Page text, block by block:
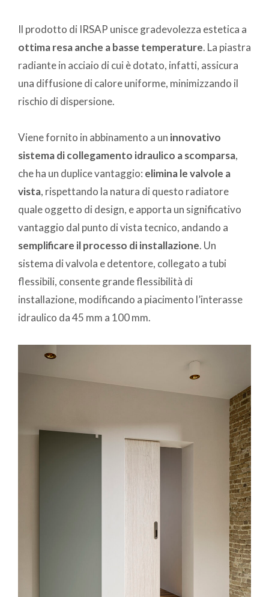
Il prodotto di IRSAP unisce gradevolezza estetica a
ottima resa anche a basse temperature. La piastra
radiante in acciaio di cui è dotato, infatti, assicura
una diffusione di calore uniforme, minimizzando il
rischio di dispersione.
Viene fornito in abbinamento a un innovativo
sistema di collegamento idraulico a scomparsa,
che ha un duplice vantaggio: elimina le valvole a
vista, rispettando la natura di questo radiatore
quale oggetto di design, e apporta un significativo
vantaggio dal punto di vista tecnico, andando a
semplificare il processo di installazione. Un
sistema di valvola e detentore, collegato a tubi
flessibili, consente grande flessibilità di
installazione, modificando a piacimento l’interasse
idraulico da 45 mm a 100 mm.